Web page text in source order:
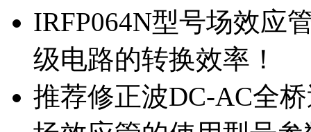
IRFP064N型号场效应
级电路的转换效率！
推荐修正波DC-AC全